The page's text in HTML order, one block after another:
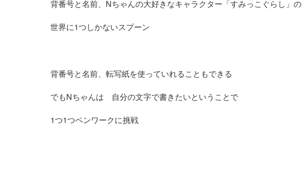
背番号と名前、Nちゃんの大好きなキャラクター「すみっこぐらし」の
世界に1つしかないスプーン
背番号と名前、転写紙を使っていれることもできる
でもNちゃんは 自分の文字で書きたいということで
1つ1つペンワークに挑戦